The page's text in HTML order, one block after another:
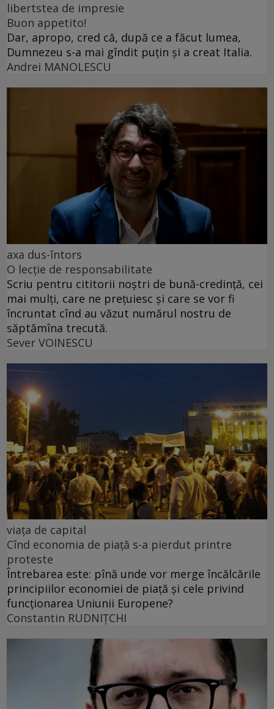
libertstea de impresie
Buon appetito!
Dar, apropo, cred că, după ce a făcut lumea,
Dumnezeu s-a mai gîndit puțin și a creat Italia.
Andrei MANOLESCU
axa dus-întors
O lecție de responsabilitate
Scriu pentru cititorii noștri de bună-credință, cei
mai mulți, care ne prețuiesc și care se vor fi
încruntat cînd au văzut numărul nostru de
săptămîna trecută.
Sever VOINESCU
viața de capital
Cînd economia de piață s-a pierdut printre
proteste
Întrebarea este: pînă unde vor merge încălcările
principiilor economiei de piață și cele privind
funcționarea Uniunii Europene?
Constantin RUDNIŢCHI